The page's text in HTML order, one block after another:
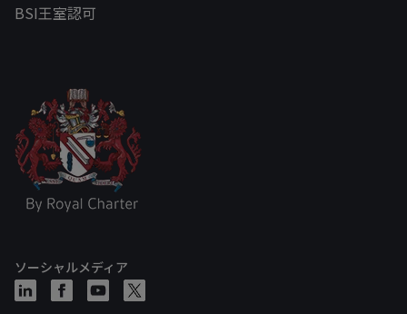
BSI王室認可
ソーシャルメディア